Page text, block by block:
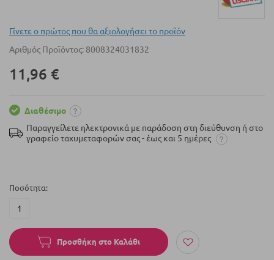
συλλογής
Γίνετε ο πρώτος που θα αξιολογήσει το προϊόν
Αριθμός Προϊόντος 8008324031832
11,96 €
Διαθέσιμο
Παραγγείλετε ηλεκτρονικά με παράδοση στη διεύθυνση ή στο
γραφείο ταχυμεταφορών σας - έως και 5 ημέρες
Ποσότητα
Προσθήκη στο Καλάθι